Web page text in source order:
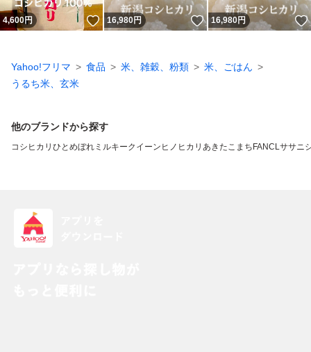
4,600円 いいね！
16,980円 いいね！
16,980円
Yahoo!フリマ 食品 米、雑穀、粉類
米、ごはん
うるち米、玄米
他のブランドから探す
コシヒカリ ひとめぼれ ミルキークイーン ヒノヒカリ あきたこまち FANCLササニ